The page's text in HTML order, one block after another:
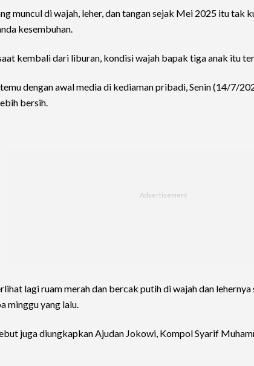
muncul di wajah, leher, dan tangan sejak Mei 2025 itu tak
kesembuhan.
kembali dari liburan, kondisi wajah bapak tiga anak itu
dengan awal media di kediaman pribadi, Senin (14/7/
bersih.
lagi ruam merah dan bercak putih di wajah dan
minggu yang lalu.
juga diungkapkan Ajudan Jokowi, Kompol Syarif